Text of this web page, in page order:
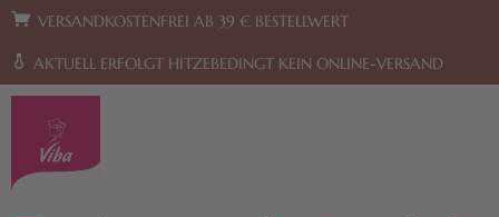
Zur Hauptnavigation springen Zum Footer springen
VERSANDKOSTENFREI AB 39 € BESTELLWERT
AKTUELL ERFOLGT HITZEBEDINGT KEIN ONLINE-VERSAND